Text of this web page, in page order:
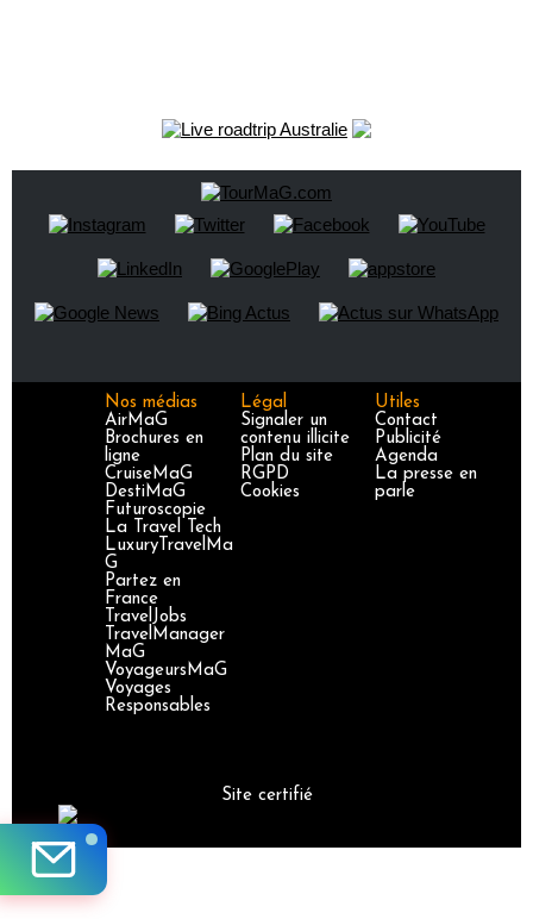
Nos médias
AirMaG
Brochures en
ligne
CruiseMaG
DestiMaG
Futuroscopie
La Travel Tech
LuxuryTravelMa
G
Partez en
France
TravelJobs
TravelManager
MaG
VoyageursMaG
Voyages
Responsables
Légal
Signaler un
contenu illicite
Plan du site
RGPD
Cookies
Utiles
Contact
Publicité
Agenda
La presse en
parle
Site certifié